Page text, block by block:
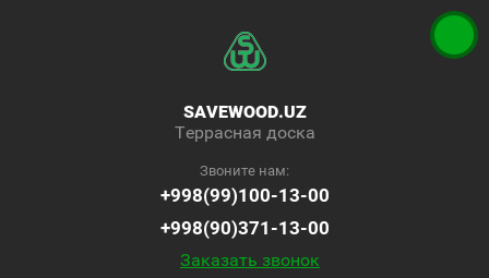
Террасная доска
SAVEWOOD.UZ
Звоните нам:
+998(99)100-13-00
+998(90)371-13-00
Заказать звонок